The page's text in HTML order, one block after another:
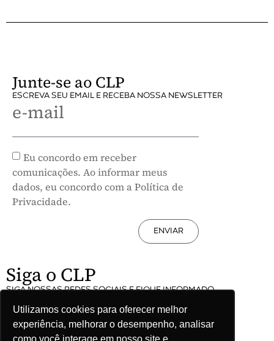
Utilizamos cookies para oferecer melhor
experiência, melhorar o desempenho, analisar
Junte-se ao CLP
ESCREVA SEU EMAIL E RECEBA NOSSA NEWSLETTER
e-mail
Eu concordo em receber
comunicações. Ao informar meus
dados, eu concordo com a Política de
Privacidade.
ENVIAR
Siga o CLP
SIGA NOSSAS REDES SOCIAIS E FIQUE INFORMADO